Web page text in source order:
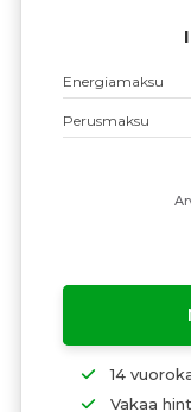
Energiamaksu
Perusmaksu
14
Vakaa